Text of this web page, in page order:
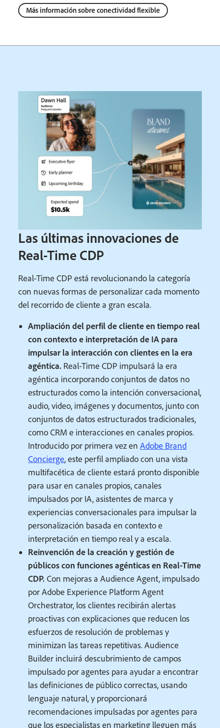
Más información sobre conectividad flexible
Las últimas innovaciones de
Real-Time CDP
Real-Time CDP está revolucionando la categoría
con nuevas formas de personalizar cada momento
del recorrido de cliente a gran escala.
Ampliación del perfil de cliente en tiempo real
con contexto e interpretación de IA para
impulsar la interacción con clientes en la era
agéntica. Real-Time CDP impulsará la era
agéntica incorporando conjuntos de datos no
estructurados como la intención conversacional,
audio, video, imágenes y documentos, junto con
conjuntos de datos estructurados tradicionales,
como CRM e interacciones en canales propios.
Introducido por primera vez enAdobe Brand
Concierge, este perfil ampliado con una vista
multifacética de cliente estará pronto disponible
para usar en canales propios, canales
impulsados por IA, asistentes de marca y
experiencias conversacionales para impulsar la
personalización basada en contexto e
interpretación en tiempo real y a escala.
Reinvención de la creación y gestión de
públicos con funciones agénticas en Real-Time
CDP. Con mejoras a Audience Agent, impulsado
por Adobe Experience Platform Agent
Orchestrator, los clientes recibirán alertas
proactivas con explicaciones que reducen los
esfuerzos de resolución de problemas y
minimizan las tareas repetitivas. Audience
Builder incluirá descubrimiento de campos
impulsado por agentes para ayudar a encontrar
las definiciones de público correctas, usando
lenguaje natural, y proporcionará
recomendaciones impulsadas por agentes para
que los especialistas en marketing lleguen más